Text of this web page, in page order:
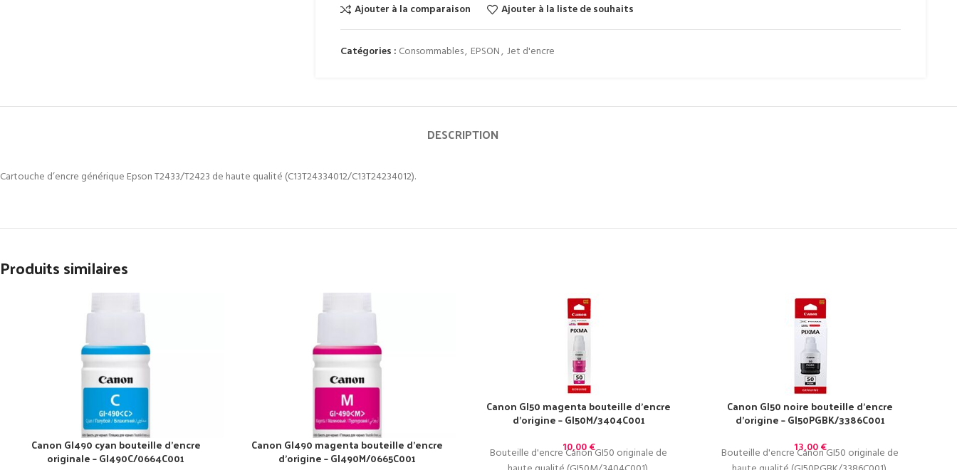
Ajouter à la comparaison
Ajouter à la liste de souhaits
Catégories : Consommables, EPSON, Jet d'encre
DESCRIPTION
Cartouche d’encre générique Epson T2433/T2423 de haute qualité (C13T24334012/C13T24234012).
Produits similaires
Canon GI490 cyan bouteille d’encre
originale – GI490C/0664C001
Canon GI490 magenta bouteille d’encre
d’origine – GI490M/0665C001
Canon GI50 magenta bouteille d’encre
d’origine – GI50M/3404C001
10,00€
Bouteille d'encre Canon GI50 originale de
Canon GI50 noire bouteille d’encre
d’origine – GI50PGBK/3386C001
13,00€
Bouteille d'encre Canon GI50 originale de